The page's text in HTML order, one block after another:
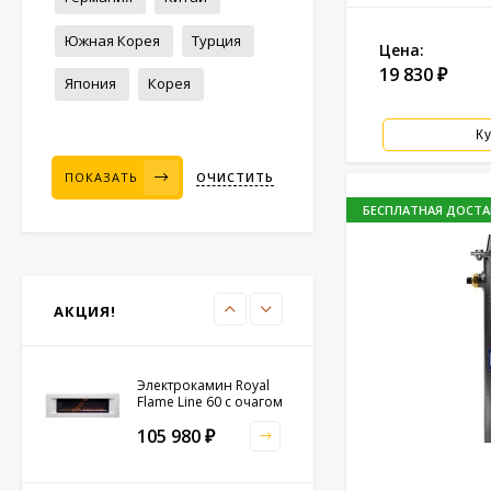
Цена:
19 830₽
БЕСПЛАТНАЯ
Южная Корея Турция
Япония Корея
ПОКАЗАТЬ ОЧИСТИТЬ
АКЦИЯ!
LOG LED
63 990₽
304 480
Электрокамин Royal
Flame Line 60 с очагом
105 980₽